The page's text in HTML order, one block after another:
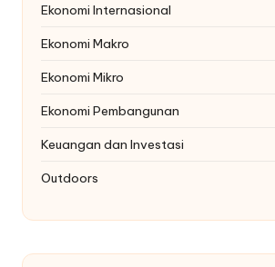
Ekonomi Internasional
Ekonomi Makro
Ekonomi Mikro
Ekonomi Pembangunan
Keuangan dan Investasi
Outdoors